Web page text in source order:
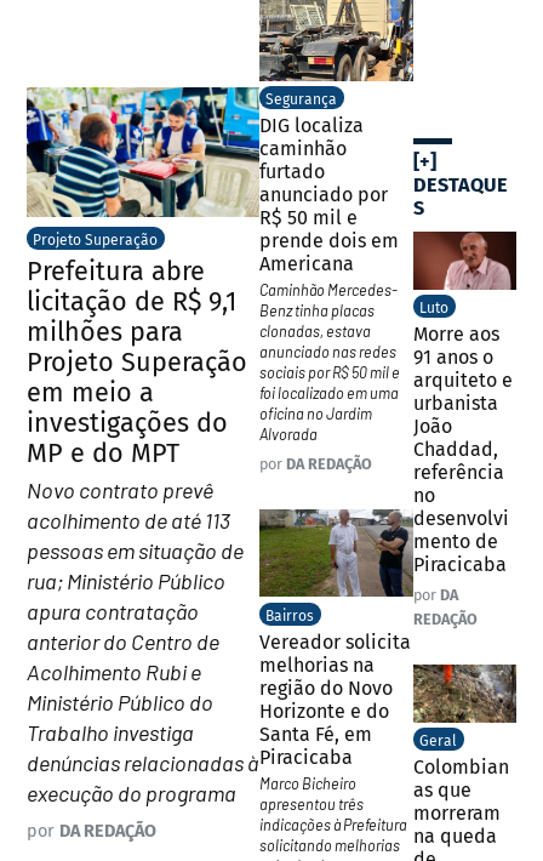
Projeto Superação
Prefeitura abre
licitação de R$ 9,1
milhões para
Projeto Superação
em meio a
investigações do
MP e do MPT
Novo contrato prevê
acolhimento de até 113
pessoas em situação de
rua; Ministério Público
apura contratação
anterior do Centro de
Acolhimento Rubi e
Ministério Público do
Trabalho investiga
denúncias relacionadas à
execução do programa
por DA REDAÇÃO
Segurança
DIG localiza
caminhão
furtado
anunciado por
R$ 50 mil e
prende dois em
Americana
Caminhão Mercedes-
Benz tinha placas
clonadas, estava
anunciado nas redes
sociais por R$ 50 mil e
foi localizado em uma
oficina no Jardim
Alvorada
por DA REDAÇÃO
Bairros
Vereador solicita
melhorias na
região do Novo
Horizonte e do
Santa Fé, em
Piracicaba
Marco Bicheiro
apresentou três
indicações à Prefeitura
solicitando melhorias
[+]
DESTAQUE
S
Luto
Morre aos
91 anos o
arquiteto e
urbanista
João
Chaddad,
referência
no
desenvolvi
mento de
Piracicaba
por DA
REDAÇÃO
Geral
Colombian
as que
morreram
na queda